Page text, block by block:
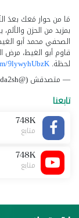
مَا من حوار مَعك بعدَ
بمزيد من الحزن
الصحفي محمد أبو
قاوم أبو الغيط، مرض
لحظة. 9lywyhUbzK
— متصدقش (@matsda2sh)
تابعنا
748K
متابع
748K
متابع